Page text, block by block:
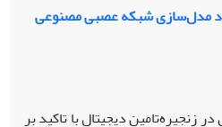
مدل‌سازی شبکه عصبی مصنوعی
زنجیره‌تامین دیجیتال با تاکید بر